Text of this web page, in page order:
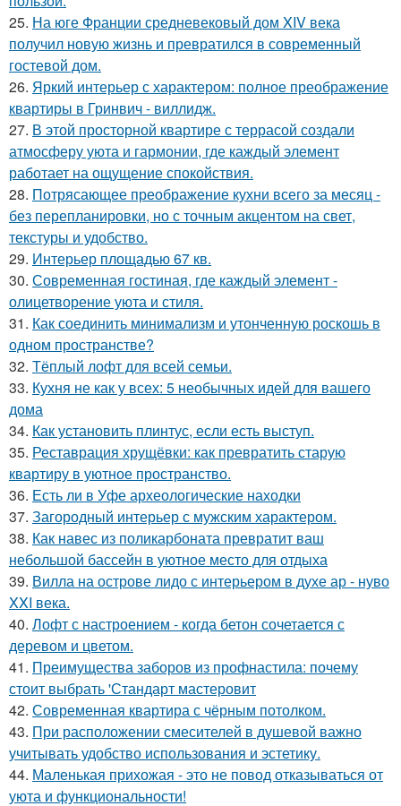
25. На юге Франции средневековый дом XIV века
получил новую жизнь и превратился в современный
гостевой дом.
26. Яркий интерьер с характером: полное преображение
квартиры в Гринвич - виллидж.
27. В этой просторной квартире с террасой создали
атмосферу уюта и гармонии, где каждый элемент
работает на ощущение спокойствия.
28. Потрясающее преображение кухни всего за месяц -
без перепланировки, но с точным акцентом на свет,
текстуры и удобство.
29. Интерьер площадью 67 кв.
30. Современная гостиная, где каждый элемент -
олицетворение уюта и стиля.
31. Как соединить минимализм и утонченную роскошь в
одном пространстве?
32. Тёплый лофт для всей семьи.
33. Кухня не как у всех: 5 необычных идей для вашего
дома
34. Как установить плинтус, если есть выступ.
35. Реставрация хрущёвки: как превратить старую
квартиру в уютное пространство.
36. Есть ли в Уфе археологические находки
37. Загородный интерьер с мужским характером.
38. Как навес из поликарбоната превратит ваш
небольшой бассейн в уютное место для отдыха
39. Вилла на острове лидо с интерьером в духе ар - нуво
XXI века.
40. Лофт с настроением - когда бетон сочетается с
деревом и цветом.
41. Преимущества заборов из профнастила: почему
стоит выбрать 'Стандарт мастеровит
42. Современная квартира с чёрным потолком.
43. При расположении смесителей в душевой важно
учитывать удобство использования и эстетику.
44. Маленькая прихожая - это не повод отказываться от
уюта и функциональности!